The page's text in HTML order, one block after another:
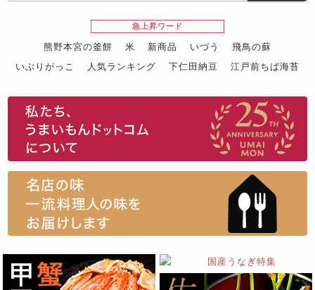
急上昇ワード
熊野本宮の釜餅 米 新商品 いづう
飛鳥の蘇
いぶりがっこ
人気ランキング 下仁田納豆
江戸前ちば海苔